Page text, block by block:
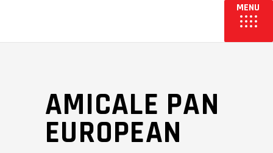
AMICALE PAN
EUROPEAN